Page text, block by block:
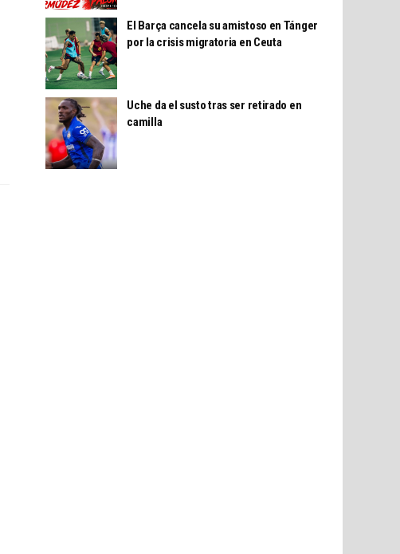
El Barça cancela su amistoso en Tánger
por la crisis migratoria en Ceuta
Uche da el susto tras ser retirado en
camilla